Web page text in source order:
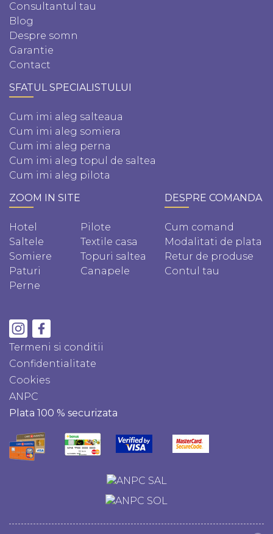
Consultantul tau
Blog
Despre somn
Garantie
Contact
SFATUL SPECIALISTULUI
Cum imi aleg salteaua
Cum imi aleg somiera
Cum imi aleg perna
Cum imi aleg topul de saltea
Cum imi aleg pilota
ZOOM IN SITE
Hotel
Saltele
Somiere
Paturi
Perne
Pilote
Textile casa
Topuri saltea
Canapele
DESPRE COMANDA
Cum comand
Modalitati de plata
Retur de produse
Contul tau
Termeni si conditii
Confidentialitate
Cookies
ANPC
Plata 100 % securizata